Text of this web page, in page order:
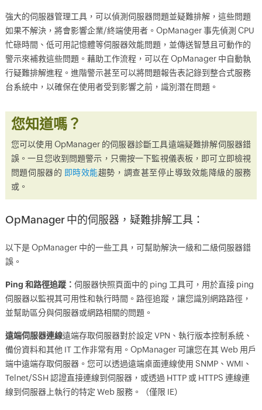
強大的伺服器管理工具，可以偵測伺服器問題並疑難排解，這些問題
如果不解決，將會影響企業/終端使用者。OpManager 事先偵測 CPU
忙碌時間、低可用記憶體等伺服器效能問題，並傳送智慧且可動作的
警示來補救這些問題。藉助工作流程，可以在 OpManager 中自動執
行疑難排解進程。進階警示甚至可以將問題報告表記錄到整合式服務
台系統中，以確保在使用者受到影響之前，識別潛在問題。
您知道嗎？
您可以使用 OpManager 的伺服器診斷工具遠端疑難排解伺服器錯
誤。一旦您收到問題警示，只需按一下監視儀表板，即可立即檢視
問題伺服器的 即時效能趨勢，調查甚至停止導致效能降級的服務
或。
OpManager 中的伺服器，疑難排解工具：
以下是 OpManager 中的一些工具，可幫助解決一級和二級伺服器錯
誤。
Ping 和路徑追蹤： 伺服器快照頁面中的 ping 工具可，用於直接 ping
伺服器以監視其可用性和執行時間。路徑追蹤，讓您識別網路路徑，
並幫助區分與伺服器或網路相關的問題。
遠端伺服器連線遠端存取伺服器對於設定 VPN、執行版本控制系統、
備份資料和其他 IT 工作非常有用。OpManager 可讓您在其 Web 用戶
端中遠端存取伺服器。您可以透過遠端桌面連線使用 SNMP、WMI、
Telnet/SSH 認證直接連線到伺服器，或透過 HTTP 或 HTTPS 連線連
線到伺服器上執行的特定 Web 服務。（僅限 IE）